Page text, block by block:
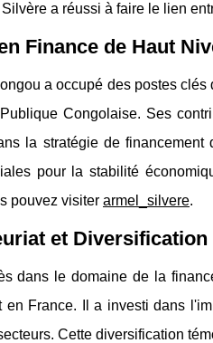
a réussi à faire le lien
Finance de Haut
a occupé des postes
Congolaise. Ses
la stratégie de
pour la stabilité
pouvez visiter armel_silvere.
et Diversification
dans le domaine de la
en France. Il a investi dans
Cette diversification